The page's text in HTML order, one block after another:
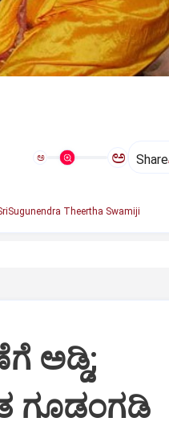
ಅ ಅ Share
Theertha Swamiji
ಅಡ್ಡಿ;
ಗೂಡಂಗಡಿ